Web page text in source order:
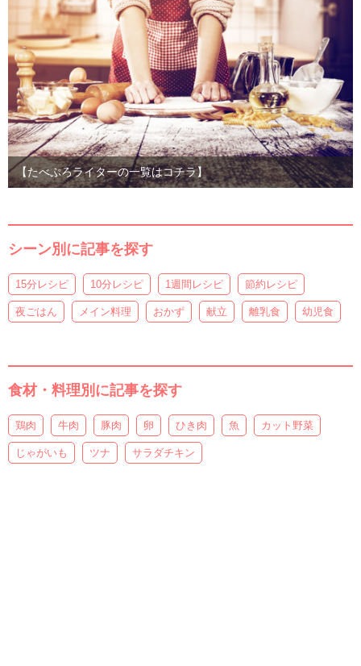
【たべぷろライターの一覧はコチラ】
シーン別に記事を探す
15分レシピ 10分レシピ 1週間レシピ 節約レシピ
夜ごはん メイン料理 おかず 献立 離乳食 幼児食
食材・料理別に記事を探す
鶏肉 牛肉 豚肉 卵 ひき肉 魚 カット野菜
じゃがいも ツナ サラダチキン